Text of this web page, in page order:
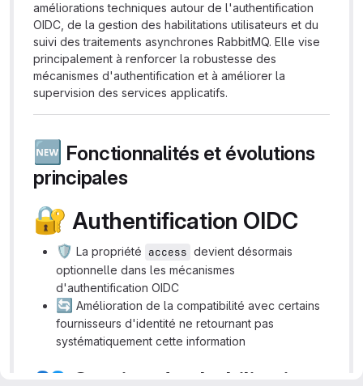
améliorations techniques autour de l'authentification
OIDC, de la gestion des habilitations utilisateurs et du
suivi des traitements asynchrones RabbitMQ. Elle vise
principalement à renforcer la robustesse des
mécanismes d'authentification et à améliorer la
supervision des services applicatifs.
🆕 Fonctionnalités et évolutions
principales
🔐 Authentification OIDC
🛡️ La propriété access devient désormais
optionnelle dans les mécanismes
d'authentification OIDC
🔄 Amélioration de la compatibilité avec certains
fournisseurs d'identité ne retournant pas
systématiquement cette information